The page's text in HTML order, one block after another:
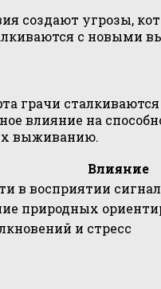
создают угрозы,
с новыми
грачи
влияние на
выживанию.
Влияние
в восприятии
природных
и стресс